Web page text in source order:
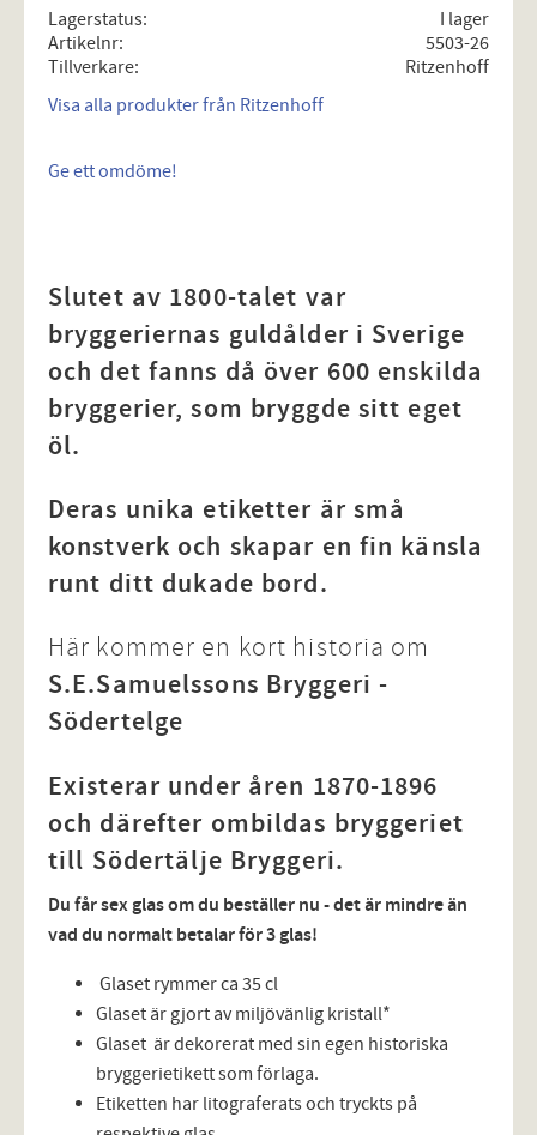
Lagerstatus
I lager
Artikelnr
5503-26
Tillverkare
Ritzenhoff
Visa alla produkter från Ritzenhoff
Ge ett omdöme!
Slutet av 1800-talet var
bryggeriernas guldålder i Sverige
och det fanns då över 600 enskilda
bryggerier, som bryggde sitt eget
öl.
Deras unika etiketter är små
konstverk och skapar en fin känsla
runt ditt dukade bord.
Här kommer en kort historia om
S.E.Samuelssons Bryggeri -
Södertelge
Existerar under åren 1870-1896
och därefter ombildas bryggeriet
till Södertälje Bryggeri.
Du får sex glas om du beställer nu - det är mindre än
vad du normalt betalar för 3 glas!
Glaset rymmer ca 35 cl
Glaset är gjort av miljövänlig kristall*
Glaset är dekorerat med sin egen historiska
bryggerietikett som förlaga.
Etiketten har litograferats och tryckts på